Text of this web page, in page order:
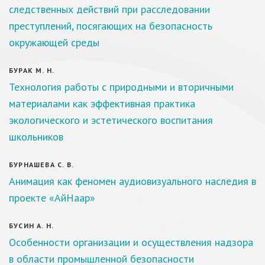
следственных действий при расследовании
преступлений, посягающих на безопасность
окружающей среды
БУРАК М. Н.
Технология работы с природными и вторичными
материалами как эффективная практика
экологического и эстетического воспитания
школьников
БУРНАШЕВА С. В.
Анимация как феномен аудиовизуального наследия в
проекте «АйНаар»
БУСИН А. Н.
Особенности организации и осуществления надзора
в области промышленной безопасности